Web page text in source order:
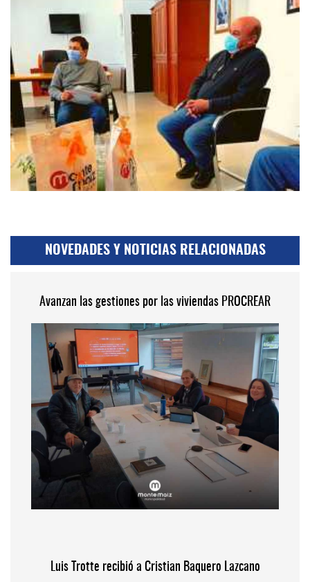
NOVEDADES Y NOTICIAS RELACIONADAS
Avanzan las gestiones por las viviendas PROCREAR
Luis Trotte recibió a Cristian Baquero Lazcano